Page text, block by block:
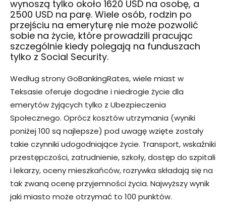
wynoszą tylko około 1620 USD na osobę, a
2500 USD na parę. Wiele osób, rodzin po
przejściu na emeryturę nie może pozwolić
sobie na życie, które prowadzili pracując
szczególnie kiedy polegają na funduszach
tylko z Social Security.
Według strony GoBankingRates, wiele miast w
Teksasie oferuje dogodne i niedrogie życie dla
emerytów żyjących tylko z Ubezpieczenia
Społecznego. Oprócz kosztów utrzymania (wyniki
poniżej 100 są najlepsze) pod uwagę wzięte zostały
takie czynniki udogodniające życie. Transport, wskaźniki
przestępczości, zatrudnienie, szkoły, dostęp do szpitali
i lekarzy, oceny mieszkańców, rozrywka składają się na
tak zwaną ocenę przyjemności życia. Najwyższy wynik
jaki miasto może otrzymać to 100 punktów.